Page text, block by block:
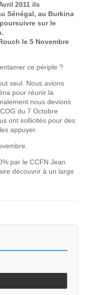
2011 ils
Sénégal, au Burkina
sur le
le 5 Novembre
ce périple ?
seul. Nous avions
pour réunir la
nous devions
du 7 Octobre
ont sollicités pour des
appuyer.
par le CCFN Jean
découvrir à un large